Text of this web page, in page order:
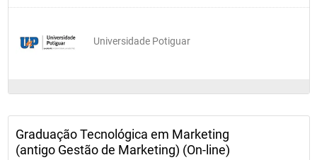
Universidade Potiguar
Graduação Tecnológica em Marketing
(antigo Gestão de Marketing) (On-line)